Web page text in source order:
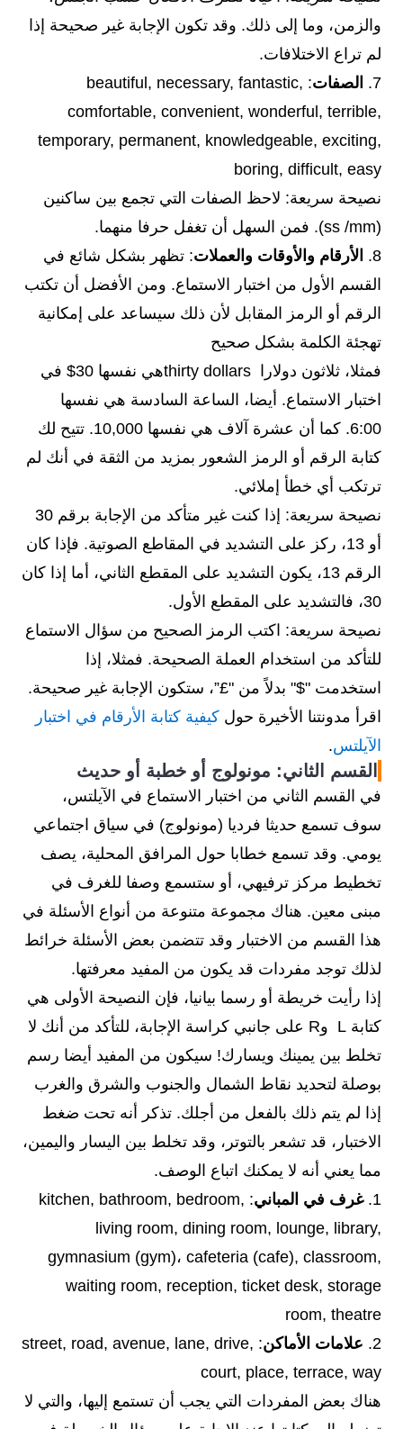
والزمن، وما إلى ذلك. وقد تكون الإجابة غير صحيحة إذا
لم تراع الاختلافات.
7.
الصفات : beautiful, necessary, fantastic,
comfortable, convenient, wonderful, terrible,
temporary, permanent, knowledgeable, exciting,
boring, difficult, easy
نصيحة سريعة: لاحظ الصفات التي تجمع بين ساكنين
(ss /mm). فمن السهل أن تغفل حرفا منهما.
8.
الأرقام والأوقات والعملات: تظهر بشكل شائع في
القسم الأول من اختبار الاستماع. ومن الأفضل أن تكتب
الرقم أو الرمز المقابل لأن ذلك سيساعد على إمكانية
تهجئة الكلمة بشكل صحيح
فمثلا، ثلاثون دولارا thirty dollarsهي نفسها 30$ في
اختبار الاستماع. أيضا، الساعة السادسة هي نفسها
6:00. كما أن عشرة آلاف هي نفسها 10,000. تتيح لك
كتابة الرقم أو الرمز الشعور بمزيد من الثقة في أنك لم
ترتكب أي خطأ إملائي.
نصيحة سريعة: إذا كنت غير متأكد من الإجابة برقم 30
أو 13، ركز على التشديد في المقاطع الصوتية. فإذا كان
الرقم 13، يكون التشديد على المقطع الثاني، أما إذا كان
30، فالتشديد على المقطع الأول.
نصيحة سريعة: اكتب الرمز الصحيح من سؤال الاستماع
للتأكد من استخدام العملة الصحيحة. فمثلا، إذا
استخدمت "$" بدلاً من "£”، ستكون الإجابة غير صحيحة.
اقرأ مدونتنا الأخيرة حول كيفية كتابة الأرقام في اختبار
الآيلتس.
القسم الثاني: مونولوج أو خطبة أو حديث
في القسم الثاني من اختبار الاستماع في الآيلتس،
سوف تسمع حديثا فرديا (مونولوج) في سياق اجتماعي
يومي. وقد تسمع خطابا حول المرافق المحلية، يصف
تخطيط مركز ترفيهي، أو ستسمع وصفا للغرف في
مبنى معين. هناك مجموعة متنوعة من أنواع الأسئلة في
هذا القسم من الاختبار وقد تتضمن بعض الأسئلة خرائط
لذلك توجد مفردات قد يكون من المفيد معرفتها.
إذا رأيت خريطة أو رسما بيانيا، فإن النصيحة الأولى هي
كتابة L وR على جانبي كراسة الإجابة، للتأكد من أنك لا
تخلط بين يمينك ويسارك! سيكون من المفيد أيضا رسم
بوصلة لتحديد نقاط الشمال والجنوب والشرق والغرب
إذا لم يتم ذلك بالفعل من أجلك. تذكر أنه تحت ضغط
الاختبار، قد تشعر بالتوتر، وقد تخلط بين اليسار واليمين،
مما يعني أنه لا يمكنك اتباع الوصف.
1. غرف في المباني : kitchen, bathroom, bedroom,
living room, dining room, lounge, library,
gymnasium (gym)، cafeteria (cafe), classroom,
waiting room, reception, ticket desk, storage
room, theatre
2. علامات الأماكن : street, road, avenue, lane, drive,
court, place, terrace, way
هناك بعض المفردات التي يجب أن تستمع إليها، والتي لا